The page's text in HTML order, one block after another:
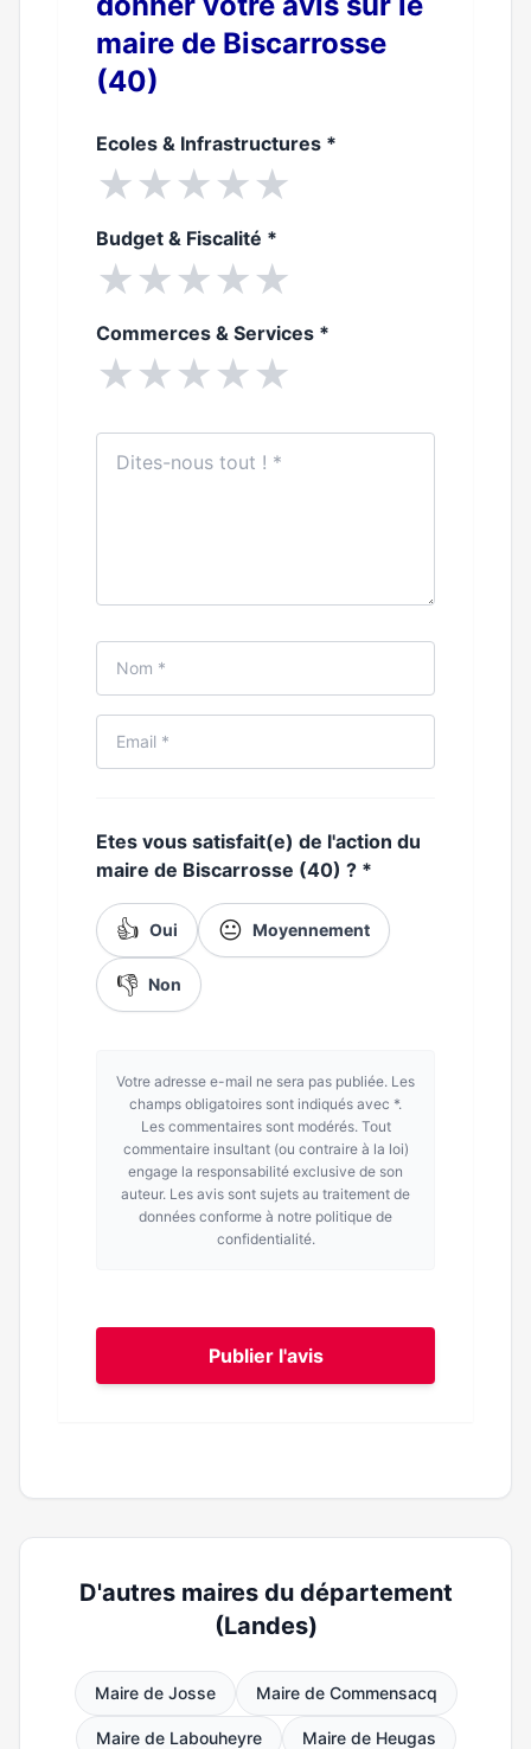
maire de Biscarrosse
(40)
Ecoles & Infrastructures *
★★★★★
Budget & Fiscalité *
★★★★★
Commerces & Services *
★★★★★
Etes vous satisfait(e) de l'action du
maire de Biscarrosse (40) ? *
👍 Oui 😐 Moyennement
👎 Non
Votre adresse e-mail ne sera pas publiée. Les
champs obligatoires sont indiqués avec *.
Les commentaires sont modérés. Tout
commentaire insultant (ou contraire à la loi)
engage la responsabilité exclusive de son
auteur. Les avis sont sujets au traitement de
données conforme à notre politique de
confidentialité.
Publier l'avis
D'autres maires du département
(Landes)
Maire de Josse Maire de Commensacq
Maire de Labouheyre Maire de Heugas